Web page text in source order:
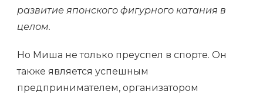
развитие японского фигурного катания в
целом.
Но Миша не только преуспел в спорте. Он
также является успешным
предпринимателем, организатором